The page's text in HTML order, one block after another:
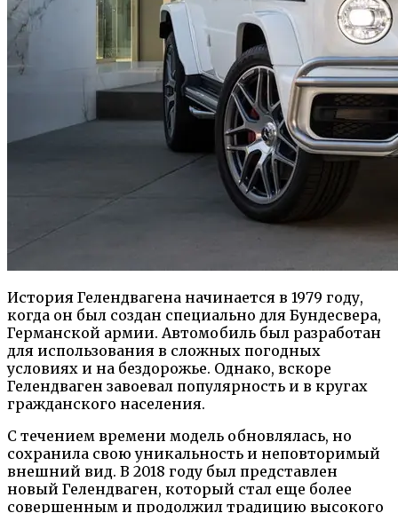
История Гелендвагена начинается в 1979 году,
когда он был создан специально для Бундесвера,
Германской армии. Автомобиль был разработан
для использования в сложных погодных
условиях и на бездорожье. Однако, вскоре
Гелендваген завоевал популярность и в кругах
гражданского населения.
С течением времени модель обновлялась, но
сохранила свою уникальность и неповторимый
внешний вид. В 2018 году был представлен
новый Гелендваген, который стал еще более
совершенным и продолжил традицию высокого